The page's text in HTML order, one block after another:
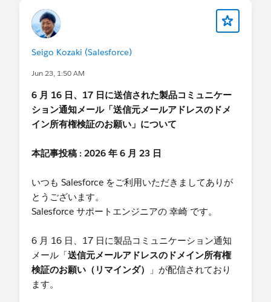
Seigo Kozaki (Salesforce)
Jun 23, 1:50 AM
6 月 16 日、17 日に送信された製品コミュニケー
ション通知メール「送信元メールアドレスのドメ
イン所有権検証のお願い」について
本記事投稿 : 2026 年 6 月 23 日
いつも Salesforce をご利用いただきましてありが
とうございます。
Salesforce サポートエンジニアの 幸崎 です。
6 月 16 日、17 日に製品コミュニケーション通知
メール「送信元メールアドレスのドメイン所有権
検証のお願い（リマインダ）
」が配信されており
ます。